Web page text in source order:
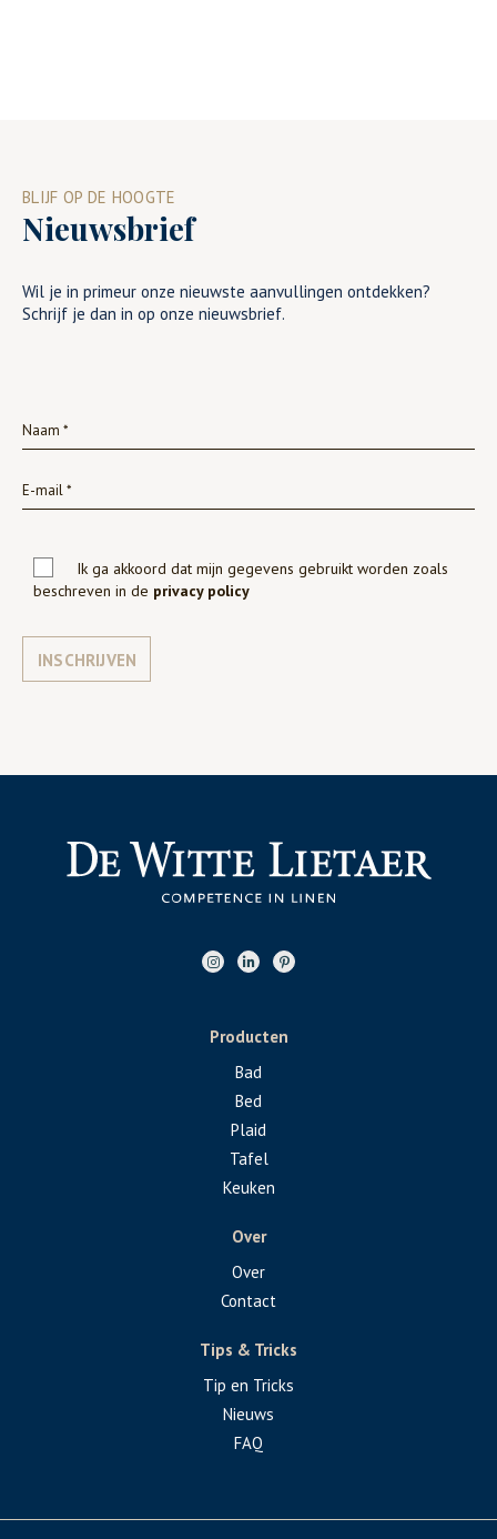
BLIJF OP DE HOOGTE
Nieuwsbrief
Wil je in primeur onze nieuwste aanvullingen ontdekken?
Schrijf je dan in op onze nieuwsbrief.
Ik ga akkoord dat mijn gegevens gebruikt worden zoals
beschreven in de privacy policy
INSCHRIJVEN
Producten
Bad
Bed
Plaid
Tafel
Keuken
Over
Over
Contact
Tips & Tricks
Tip en Tricks
Nieuws
FAQ